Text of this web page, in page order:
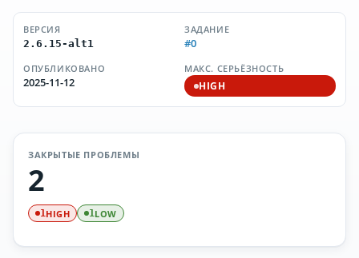
ВЕРСИЯ
2.6.15-alt1
ЗАДАНИЕ
#0
ОПУБЛИКОВАНО
2025-11-12
МАКС. СЕРЬЁЗНОСТЬ
HIGH
ЗАКРЫТЫЕ ПРОБЛЕМЫ
2
1HIGH 1LOW